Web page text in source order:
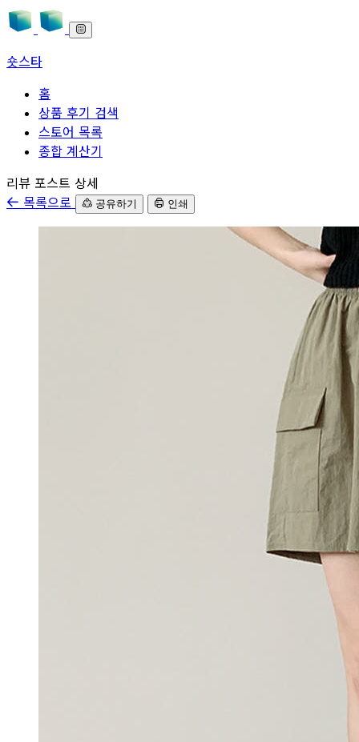
숏스타
홈
상품 후기 검색
스토어 목록
종합 계산기
본문으로 바로가기
리뷰 포스트 상세
목록으로
공유하기 인쇄